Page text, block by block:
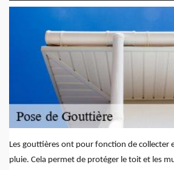
Les gouttières ont pour fonction de collecter
pluie. Cela permet de protéger le toit et les